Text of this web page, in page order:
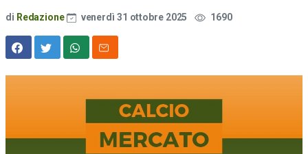
di Redazione venerdì 31 ottobre 2025 1690